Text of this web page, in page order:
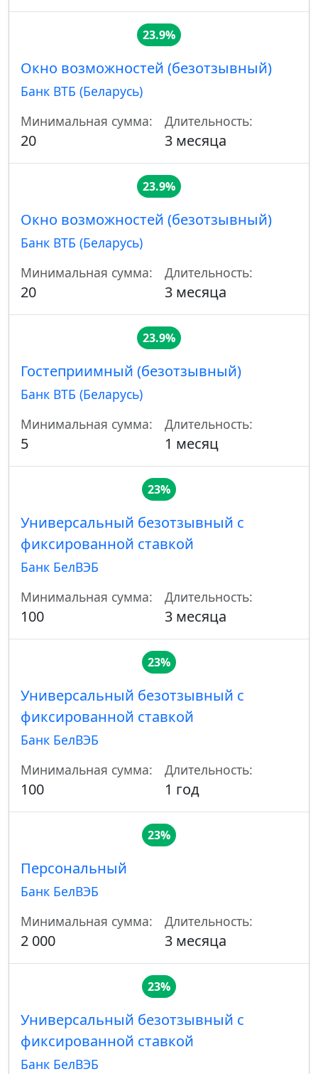
23.9%
Окно возможностей (безотзывный)
Банк ВТБ (Беларусь)
Минимальная сумма:
20
Длительность:
3 месяца
23.9%
Окно возможностей (безотзывный)
Банк ВТБ (Беларусь)
Минимальная сумма:
20
Длительность:
3 месяца
23.9%
Гостеприимный (безотзывный)
Банк ВТБ (Беларусь)
Минимальная сумма:
5
Длительность:
1 месяц
23%
Универсальный безотзывный с
фиксированной ставкой
Банк БелВЭБ
Минимальная сумма:
100
Длительность:
3 месяца
23%
Универсальный безотзывный с
фиксированной ставкой
Банк БелВЭБ
Минимальная сумма:
100
Длительность:
1 год
23%
Персональный
Банк БелВЭБ
Минимальная сумма:
2 000
Длительность:
3 месяца
23%
Универсальный безотзывный с
фиксированной ставкой
Банк БелВЭБ